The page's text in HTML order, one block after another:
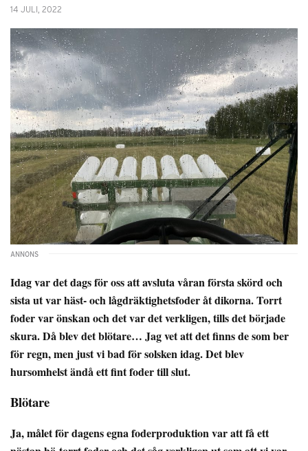
14 JULI, 2022
Idag var det dags för oss att avsluta våran första skörd och
sista ut var häst- och lågdräktighetsfoder åt dikorna. Torrt
foder var önskan och det var det verkligen, tills det började
skura. Då blev det blötare… Jag vet att det finns de som ber
för regn, men just vi bad för solsken idag. Det blev
hursomhelst ändå ett fint foder till slut.
Blötare
Ja, målet för dagens egna foderproduktion var att få ett